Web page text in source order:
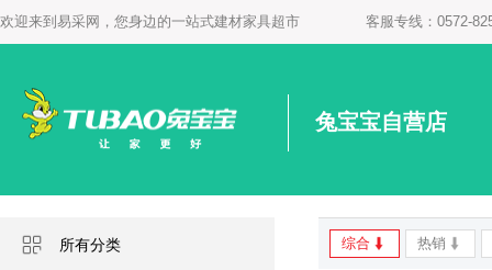
欢迎来到易采网，您身边的一站式建材家具超市 客服专线：0572-
兔宝宝自营店
所有分类 综合 热销